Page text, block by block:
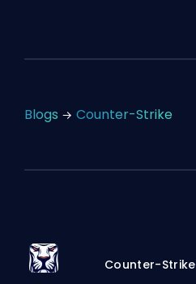
Blogs Counter-Strike
Counter-Strike